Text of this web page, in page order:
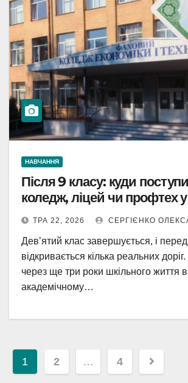
НАВЧАННЯ
Після 9 класу: куди
коледж, ліцей чи профтех
ТРА 22, 2026 СЕРГІЄНКО
Дев’ятий клас завершується, і перед
відкривається кілька реальних
через ще три роки шкільного життя в
академічному…
Пагінація
1 2 … 4